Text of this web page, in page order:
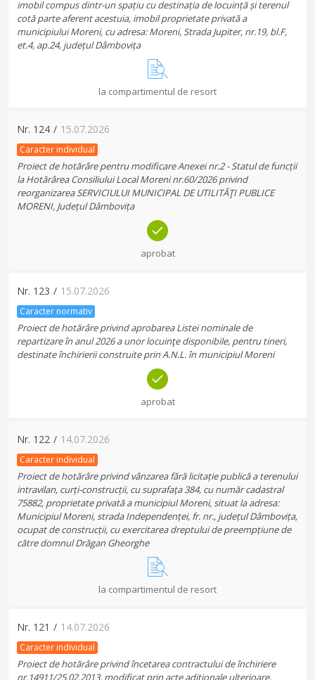
imobil compus dintr-un spațiu cu destinația de locuință și terenul
cotă parte aferent acestuia, imobil proprietate privată a
municipiului Moreni, cu adresa: Moreni, Strada Jupiter, nr.19, bl.F,
et.4, ap.24, județul Dâmbovița
la compartimentul de resort
Nr. 124 / 15.07.2026
Caracter individual
Proiect de hotărâre pentru modificare Anexei nr.2 - Statul de funcții
la Hotărârea Consiliului Local Moreni nr.60/2026 privind
reorganizarea SERVICIULUI MUNICIPAL DE UTILITĂŢI PUBLICE
MORENI, Județul Dâmbovița
aprobat
Nr. 123 / 15.07.2026
Caracter normativ
Proiect de hotărâre privind aprobarea Listei nominale de
repartizare în anul 2026 a unor locuinţe disponibile, pentru tineri,
destinate închirierii construite prin A.N.L. în municipiul Moreni
aprobat
Nr. 122 / 14.07.2026
Caracter individual
Proiect de hotărâre privind vânzarea fără licitație publică a terenului
intravilan, curți-construcții, cu suprafața 384, cu număr cadastral
75882, proprietate privată a municipiul Moreni, situat la adresa:
Municipiul Moreni, strada Independenței, fr. nr., județul Dâmbovița,
ocupat de construcții, cu exercitarea dreptului de preempțiune de
către domnul Drăgan Gheorghe
la compartimentul de resort
Nr. 121 / 14.07.2026
Caracter individual
Proiect de hotărâre privind încetarea contractului de închiriere
nr.14911/25.02.2013, modificat prin acte adiționale ulterioare,